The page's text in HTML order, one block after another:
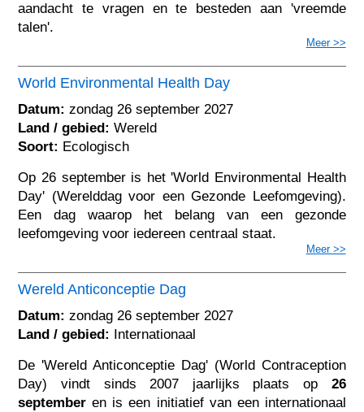
aandacht te vragen en te besteden aan 'vreemde
talen'.
Meer >>
World Environmental Health Day
Datum: zondag 26 september 2027
Land / gebied: Wereld
Soort: Ecologisch
Op 26 september is het 'World Environmental Health
Day' (Werelddag voor een Gezonde Leefomgeving).
Een dag waarop het belang van een gezonde
leefomgeving voor iedereen centraal staat.
Meer >>
Wereld Anticonceptie Dag
Datum: zondag 26 september 2027
Land / gebied: Internationaal
De 'Wereld Anticonceptie Dag' (World Contraception
Day) vindt sinds 2007 jaarlijks plaats op 26
september en is een initiatief van een internationaal